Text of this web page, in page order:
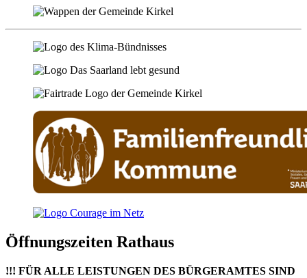
Öffnungszeiten Rathaus
!!! FÜR ALLE LEISTUNGEN DES BÜRGERAMTES SIND